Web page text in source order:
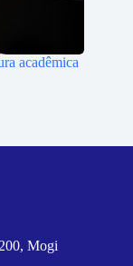
acadêmica
Mogi